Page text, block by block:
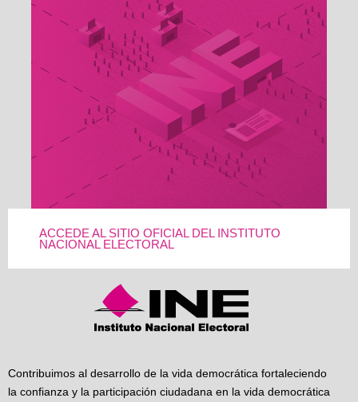
ACCEDE AL SITIO OFICIAL DEL INSTITUTO
NACIONAL ELECTORAL
Contribuimos al desarrollo de la vida democrática fortaleciendo
la confianza y la participación ciudadana en la vida democrática